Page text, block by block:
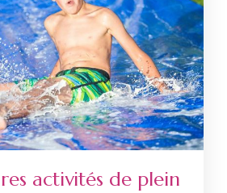
activités de plein